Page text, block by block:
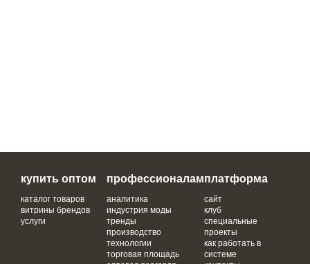
купить оптом
каталог товаров
витрины брендов
услуги
профессионалам
аналитика
индустрия моды
тренды
производство
технологии
торговая площадь
платформа
сайт
клуб
специальные
проекты
как работать в
системе